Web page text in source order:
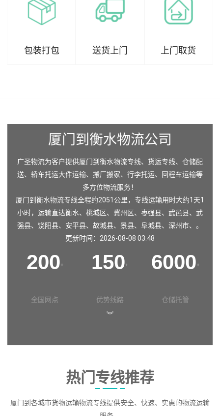
包装打包 送货上门 上门取货
厦门到衡水物流公司
广圣物流为客户提供厦门到衡水物流专线、货运专线、仓储配
送、轿车托运大件运输、搬厂搬家、行李托运、回程车运输等
多方位物流服务！
厦门到衡水物流专线全程约2051公里，专线运输用时大约1天1
小时，运输直达衡水、 桃城区、 冀州区、 枣强县、 武邑县、 武
强县、 饶阳县、 安平县、 故城县、 景县、 阜城县、 深州市、。
更新时间：2026-08-08 03:48
200+
全国网点
150+
优势线路
6000+
仓储托管
︾
热门专线推荐
厦门到各城市货物运输物流专线提供安全、快速、实惠的物流运输